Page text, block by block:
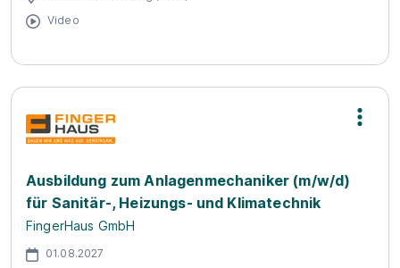
Video
Ausbildung zum Anlagenmechaniker (m/w/d)
für Sanitär-, Heizungs- und Klimatechnik
FingerHaus GmbH
01.08.2027